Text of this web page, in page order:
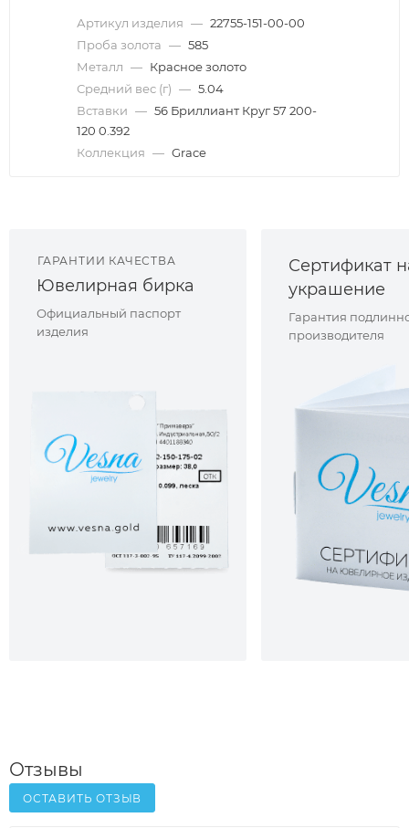
Артикул изделия — 22755-151-00-00
Проба золота — 585
Металл — Красное золото
Средний вес (г) — 5.04
Вставки — 56 Бриллиант Круг 57 200-
120 0.392
Коллекция — Grace
ГАРАНТИИ КАЧЕСТВА
Ювелирная бирка
Официальный паспорт
изделия
Сертификат
украшение
Гарантия
производителя
Отзывы
ОСТАВИТЬ ОТЗЫВ